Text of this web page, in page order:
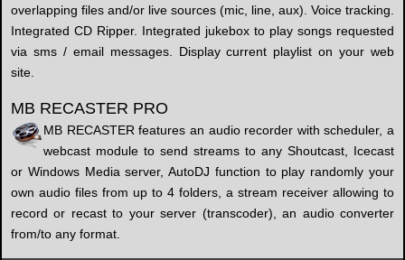
overlapping files and/or live sources (mic, line, aux). Voice tracking.
Integrated CD Ripper. Integrated jukebox to play songs requested
via sms / email messages. Display current playlist on your web
site.
MB RECASTER PRO
MB RECASTER features an audio recorder with scheduler, a
webcast module to send streams to any Shoutcast, Icecast
or Windows Media server, AutoDJ function to play randomly your
own audio files from up to 4 folders, a stream receiver allowing to
record or recast to your server (transcoder), an audio converter
from/to any format.